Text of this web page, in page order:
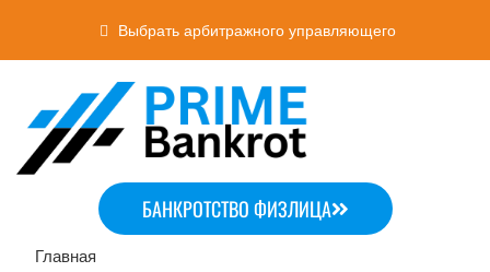
Выбрать арбитражного управляющего
БАНКРОТСТВО ФИЗЛИЦА
Главная